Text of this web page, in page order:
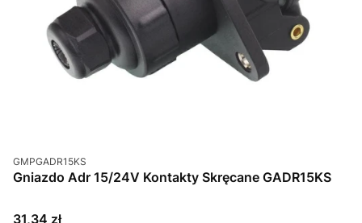
Kod produktu
GMPGADR15KS
Gniazdo Adr 15/24V Kontakty Skręcane GADR15KS
Cena
31,34 zł